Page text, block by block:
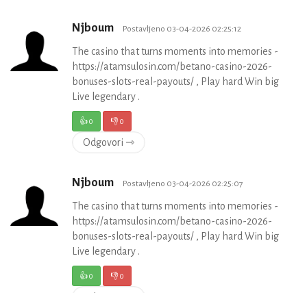
Njboum Postavljeno 03-04-2026 02:25:12
The casino that turns moments into memories -
https://atamsulosin.com/betano-casino-2026-
bonuses-slots-real-payouts/ , Play hard Win big
Live legendary .
👍0 👎0
Odgovori ⇾
Njboum Postavljeno 03-04-2026 02:25:07
The casino that turns moments into memories -
https://atamsulosin.com/betano-casino-2026-
bonuses-slots-real-payouts/ , Play hard Win big
Live legendary .
👍0 👎0